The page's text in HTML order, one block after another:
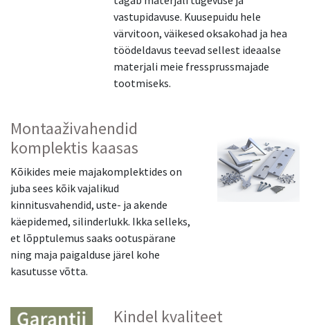
vastupidavuse. Kuusepuidu hele
värvitoon, väikesed oksakohad ja hea
töödeldavus teevad sellest ideaalse
materjali meie fressprussmajade
tootmiseks.
Montaaživahendid
komplektis kaasas
Kõikides meie majakomplektides on
juba sees kõik vajalikud
kinnitusvahendid, uste- ja akende
käepidemed, silinderlukk. Ikka selleks,
et lõpptulemus saaks ootuspärane
ning maja paigalduse järel kohe
kasutusse võtta.
Kindel kvaliteet